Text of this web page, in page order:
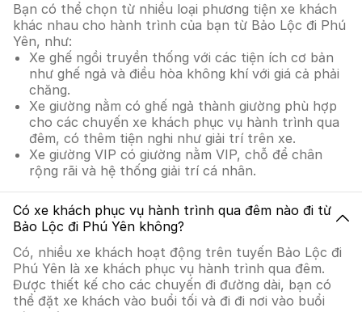
Bạn có thể chọn từ nhiều loại phương tiện xe khách
khác nhau cho hành trình của bạn từ Bảo Lộc đi Phú
Yên, như:
Xe ghế ngồi truyền thống với các tiện ích cơ bản
như ghế ngả và điều hòa không khí với giá cả phải
chăng.
Xe giường nằm có ghế ngả thành giường phù hợp
cho các chuyến xe khách phục vụ hành trình qua
đêm, có thêm tiện nghi như giải trí trên xe.
Xe giường VIP có giường nằm VIP, chỗ để chân
rộng rãi và hệ thống giải trí cá nhân.
Có xe khách phục vụ hành trình qua đêm nào đi từ
Bảo Lộc đi Phú Yên không?
Có, nhiều xe khách hoạt động trên tuyến Bảo Lộc đi
Phú Yên là xe khách phục vụ hành trình qua đêm.
Được thiết kế cho các chuyến đi đường dài, bạn có
thể đặt xe khách vào buổi tối và đi đi nơi vào buổi